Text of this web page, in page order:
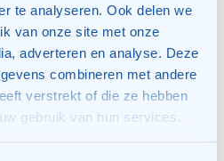
te analyseren. Ook delen we
van onze site met onze
adverteren en analyse. Deze
combineren met andere
verstrekt of die ze hebben
gebruik van hun services.
’s Middags waren er
voor senioren. De
met veel plezier (opnieuw)
tennis en er hebben zich 18
als lid. Dank aan
aan het succes